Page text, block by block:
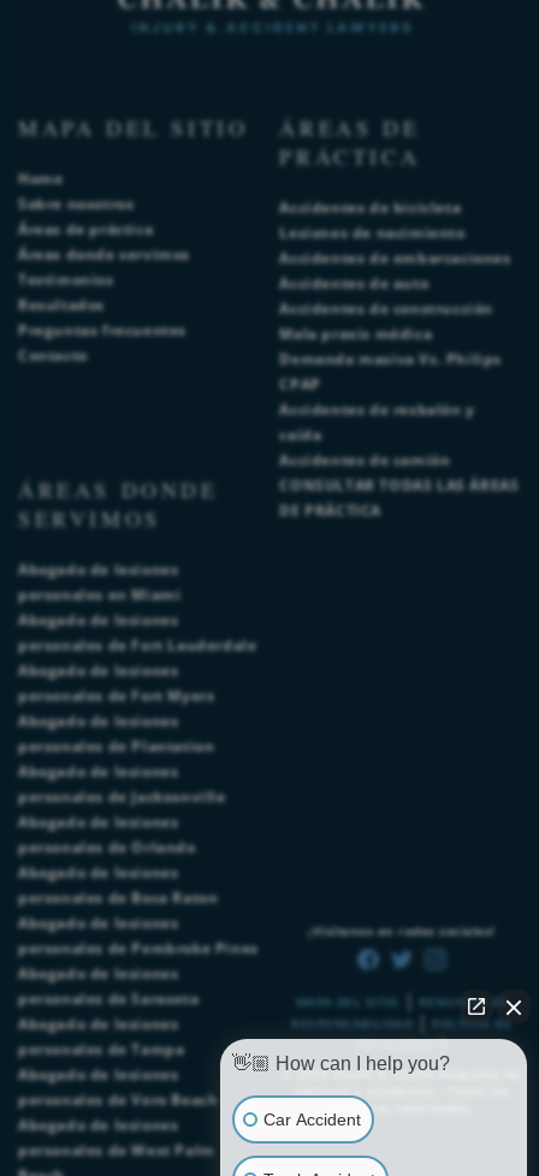
MAPA DEL SITIO
Home
Sobre nosotros
Áreas de práctica
Áreas donde servimos
Testimonios
Resultados
Preguntas frecuentes
Contacto
ÁREAS DE
PRÁCTICA
Accidentes de bicicleta
Lesiones de nacimiento
Accidentes de embarcaciones
Accidentes de auto
Accidentes de construcción
Mala praxis médica
Demanda masiva Vs. Philips
CPAP
Accidentes de resbalón y
caída
Accidentes de camión
CONSULTAR TODAS LAS ÁREAS
DE PRÁCTICA
ÁREAS DONDE
SERVIMOS
Abogado de lesiones
personales en Miami
Abogado de lesiones
personales de Fort Lauderdale
Abogado de lesiones
personales de Fort Myers
Abogado de lesiones
personales de Plantation
Abogado de lesiones
personales de Jacksonville
Abogado de lesiones
personales de Orlando
Abogado de lesiones
personales de Boca Raton
Abogado de lesiones
personales de Pembroke Pines
Abogado de lesiones
personales de Sarasota
Abogado de lesiones
personales de Tampa
Abogado de lesiones
personales de Vero Beach
Abogado de lesiones
personales de West Palm
MAPA DEL SITIO
RENUNCIA DE
RESPONSABILIDAD
|
POLÍTICA DE
PRIVACIDAD|
© 2026Chalik & Chalik Abogados de
derechos reservados.
¡Visítenos en redes sociales!
👋🏼 How can I help you?
Car Accident